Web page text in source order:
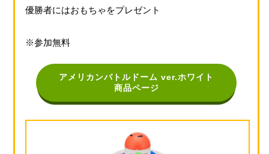
優勝者にはおもちゃをプレゼント
※参加無料
アメリカンバトルドーム ver.ホワイト
商品ページ